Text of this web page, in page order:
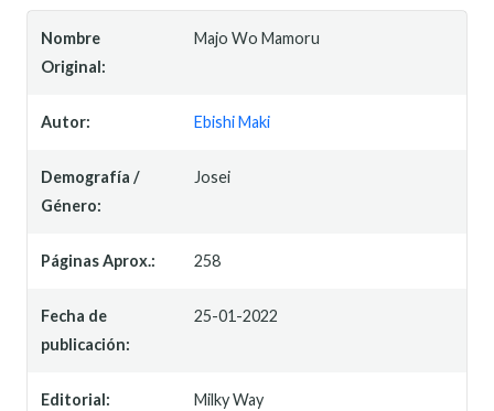
Nombre
Original:
Majo Wo Mamoru
Autor: Ebishi Maki
Demografía /
Género:
Josei
Páginas Aprox.: 258
Fecha de
publicación:
25-01-2022
Editorial: Milky Way